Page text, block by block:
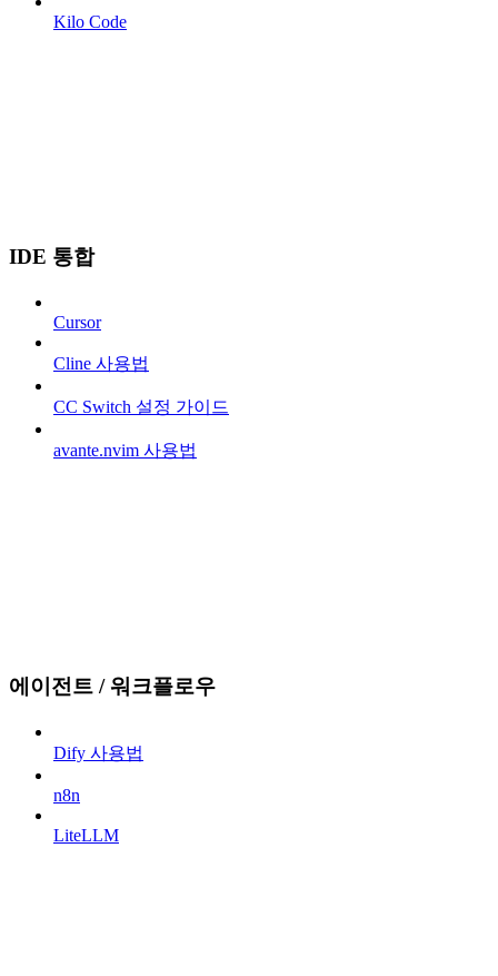
Kilo Code
IDE 통합
Cursor
Cline 사용법
CC Switch 설정 가이드
avante.nvim 사용법
에이전트 / 워크플로우
Dify 사용법
n8n
LiteLLM